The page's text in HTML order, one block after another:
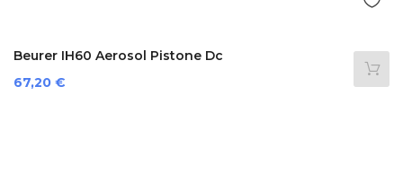
Beurer IH60 Aerosol Pistone Dc
Prezzo
67,20 €